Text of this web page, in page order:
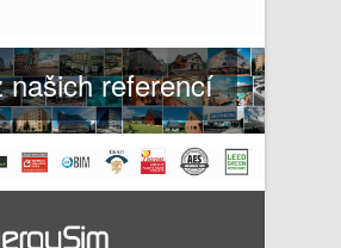
našich referencí